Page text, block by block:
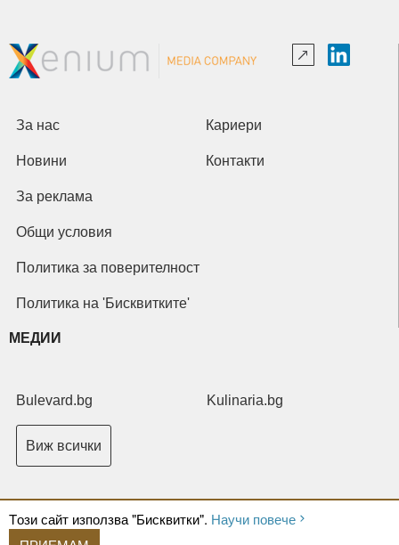
Tози сайт използва "Бисквитки". Научи повече
За нас Кариери
Новини Контакти
За реклама
Общи условия
Политика за поверителност
Политика на 'Бисквитките'
МЕДИИ
Bulevard.bg Kulinaria.bg
Виж всички